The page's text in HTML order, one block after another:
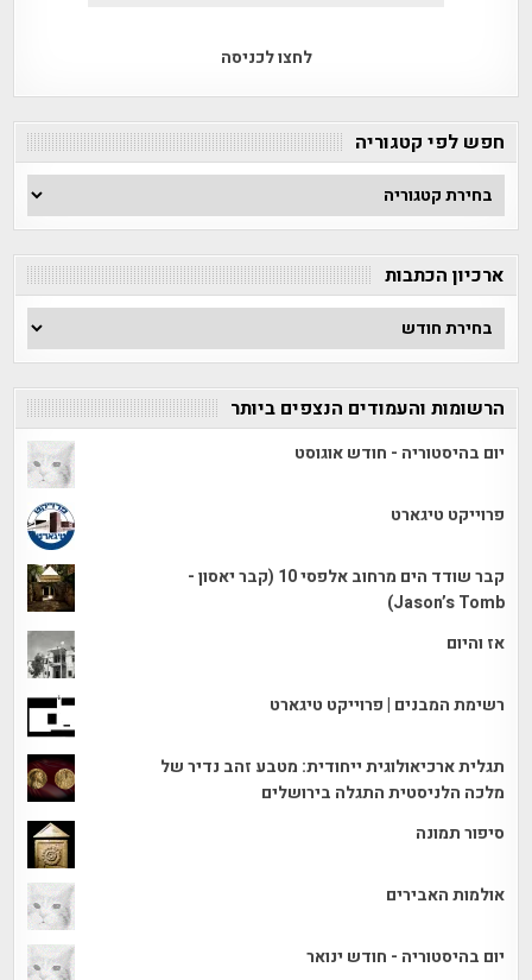
לחצו לכניסה
חפש לפי קטגוריה
חפש
לפי
קטגוריה
ארכיון הכתבות
ארכיון
הכתבות
הרשומות והעמודים הנצפים ביותר
יום בהיסטוריה - חודש אוגוסט
פרוייקט טיגארט
קבר שודד הים מרחוב אלפסי 10 (קבר יאסון -
Jason’s Tomb)
אז והיום
רשימת המבנים | פרוייקט טיגארט
תגלית ארכיאולוגית ייחודית: מטבע זהב נדיר של
מלכה הלניסטית התגלה בירושלים
סיפור תמונה
אולמות האבירים
יום בהיסטוריה - חודש ינואר